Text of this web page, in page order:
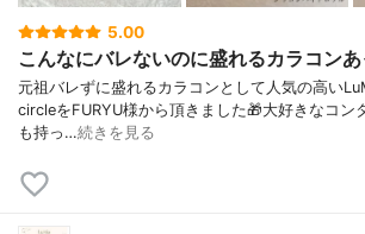
5.00
こんなにバレないのに盛れるカラコンあ
元祖バレずに盛れるカラコンとして人気の高い
circleをFURYU様から頂きました🎁大好きなコン
も持っ…続きを見る